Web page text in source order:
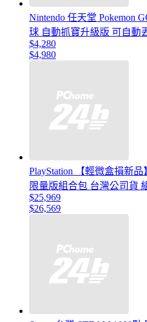
Nintendo 任天堂 Pokemon
球 自動抓寶升級版 可自動
$4,280
$4,980
PlayStation 【輕微盒損新
限量版組合包 台灣公司貨
$25,969
$26,569